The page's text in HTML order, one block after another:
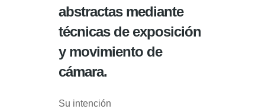
abstractas mediante
técnicas de exposición
y movimiento de
cámara.
Su intención